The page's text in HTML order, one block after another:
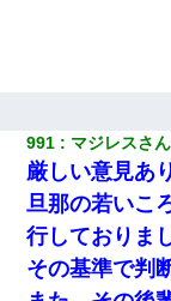
991 マジレスさん
厳しい意見あ
旦那の若いこ
行しておりま
その基準で判